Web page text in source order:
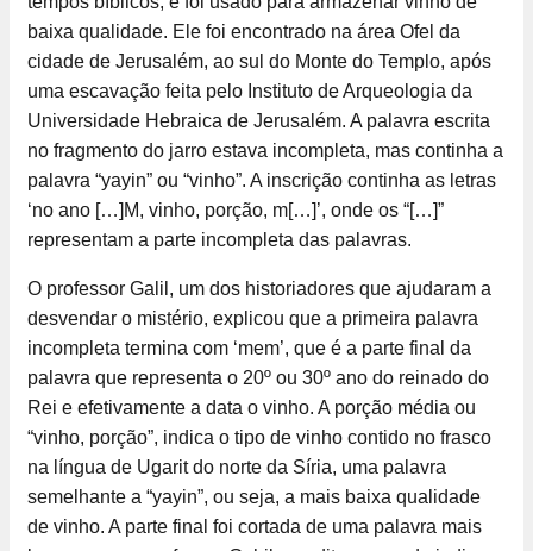
baixa qualidade. Ele foi encontrado na área Ofel da
cidade de Jerusalém, ao sul do Monte do Templo, após
uma escavação feita pelo Instituto de Arqueologia da
Universidade Hebraica de Jerusalém. A palavra escrita
no fragmento do jarro estava incompleta, mas continha a
palavra “yayin” ou “vinho”. A inscrição continha as letras
‘no ano […]M, vinho, porção, m[…]’, onde os “[…]”
representam a parte incompleta das palavras.
O professor Galil, um dos historiadores que ajudaram a
desvendar o mistério, explicou que a primeira palavra
incompleta termina com ‘mem’, que é a parte final da
palavra que representa o 20º ou 30º ano do reinado do
Rei e efetivamente a data o vinho. A porção média ou
“vinho, porção”, indica o tipo de vinho contido no frasco
na língua de Ugarit do norte da Síria, uma palavra
semelhante a “yayin”, ou seja, a mais baixa qualidade
de vinho. A parte final foi cortada de uma palavra mais